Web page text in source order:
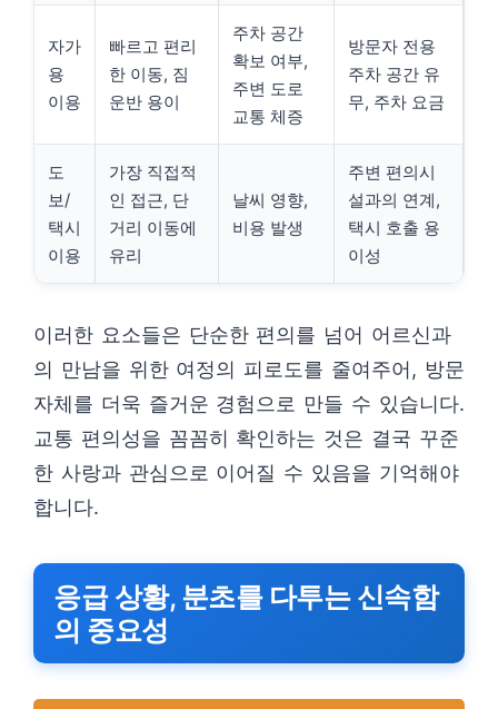
자가
용
이용
빠르고 편리
한 이동, 짐
운반 용이
주차 공간
확보 여부,
주변 도로
교통 체증
방문자 전용
주차 공간 유
무, 주차 요금
도
보/
택시
이용
가장 직접적
인 접근, 단
거리 이동에
유리
날씨 영향,
비용 발생
주변 편의시
설과의 연계,
택시 호출 용
이성
이러한 요소들은 단순한 편의를 넘어 어르신과
의 만남을 위한 여정의 피로도를 줄여주어, 방문
자체를 더욱 즐거운 경험으로 만들 수 있습니다.
교통 편의성을 꼼꼼히 확인하는 것은 결국 꾸준
한 사랑과 관심으로 이어질 수 있음을 기억해야
합니다.
응급 상황, 분초를 다투는 신속함
의 중요성